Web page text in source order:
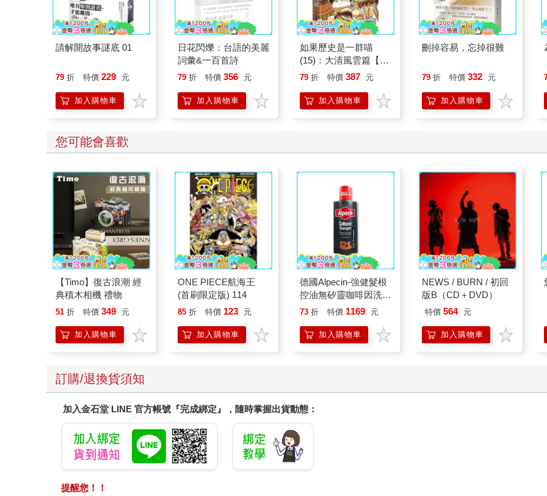
請解開故事謎底 01
79 折 特價 229 元
加入購物車
日花閃爍：台語的美麗
詞彙&一百首詩
79 折 特價 356 元
加入購物車
如果歷史是一群喵
(15)：大清風雲篇【萌
貓漫畫學歷史】
79 折 特價 387 元
加入購物車
刪掉容易，忘掉很難
79 折 特價 332 元
加入購物車
您可能會喜歡
【Timo】復古浪潮 經
典積木相機 禮物
51 折 特價 349 元
加入購物車
ONE PIECE航海王
(首刷限定版) 114
85 折 特價 123 元
加入購物車
德國Alpecin-強健髮根
控油無矽靈咖啡因洗髮
凝露375ml/瓶-C1強健
調理頭皮洗髮液/0矽靈
滋潤洗頭髮水/一般髮
73 折 特價 1169 元
加入購物車
NEWS / BURN / 初回
版B（CD＋DVD）
特價 564 元
加入購物車
訂購/退換貨須知
加入金石堂 LINE 官方帳號『完成綁定』，隨時掌握出貨動態：
提醒您！！